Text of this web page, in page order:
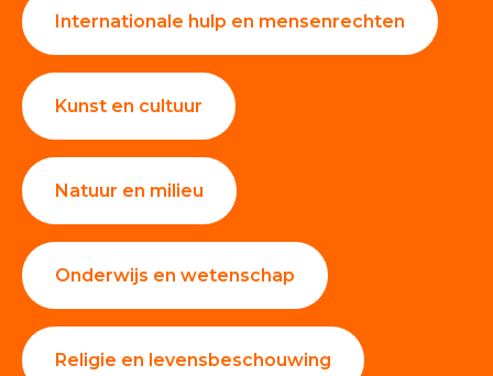
Internationale hulp en mensenrechten
Kunst en cultuur
Natuur en milieu
Onderwijs en wetenschap
Religie en levensbeschouwing